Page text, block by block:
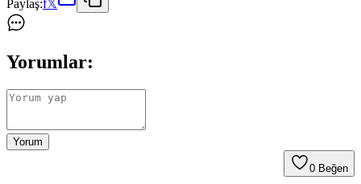
Paylaş:f𝕏
Yorumlar:
Yorum
0 Beğen